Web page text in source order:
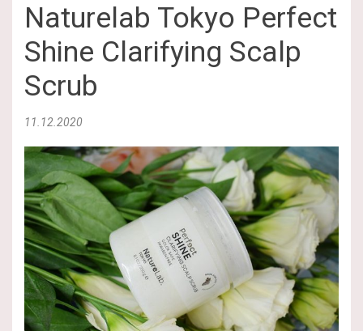
Naturelab Tokyo Perfect
Shine Clarifying Scalp
Scrub
11.12.2020